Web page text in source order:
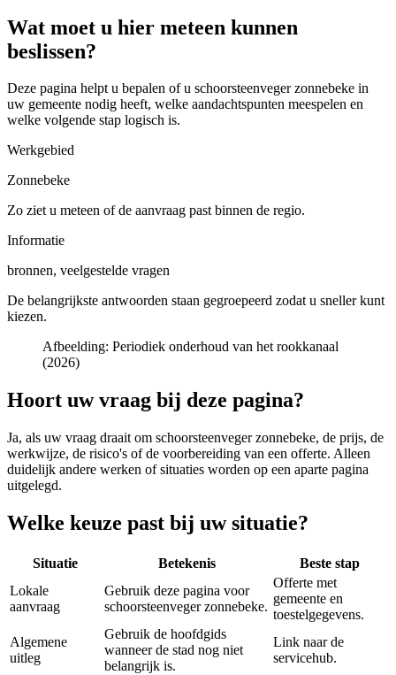
Wat moet u hier meteen kunnen
beslissen?
Deze pagina helpt u bepalen of u schoorsteenveger zonnebeke in
uw gemeente nodig heeft, welke aandachtspunten meespelen en
welke volgende stap logisch is.
Werkgebied
Zonnebeke
Zo ziet u meteen of de aanvraag past binnen de regio.
Informatie
bronnen, veelgestelde vragen
De belangrijkste antwoorden staan gegroepeerd zodat u sneller kunt
kiezen.
Afbeelding: Periodiek onderhoud van het rookkanaal
(2026)
Hoort uw vraag bij deze pagina?
Ja, als uw vraag draait om schoorsteenveger zonnebeke, de prijs, de
werkwijze, de risico's of de voorbereiding van een offerte. Alleen
duidelijk andere werken of situaties worden op een aparte pagina
uitgelegd.
Welke keuze past bij uw situatie?
Situatie Betekenis
Beste stap
Lokale
aanvraag
Gebruik deze pagina voor
schoorsteenveger zonnebeke.
Offerte met
gemeente en
toestelgegevens.
Algemene
uitleg
Gebruik de hoofdgids
wanneer de stad nog niet
belangrijk is.
Link naar de
servicehub.